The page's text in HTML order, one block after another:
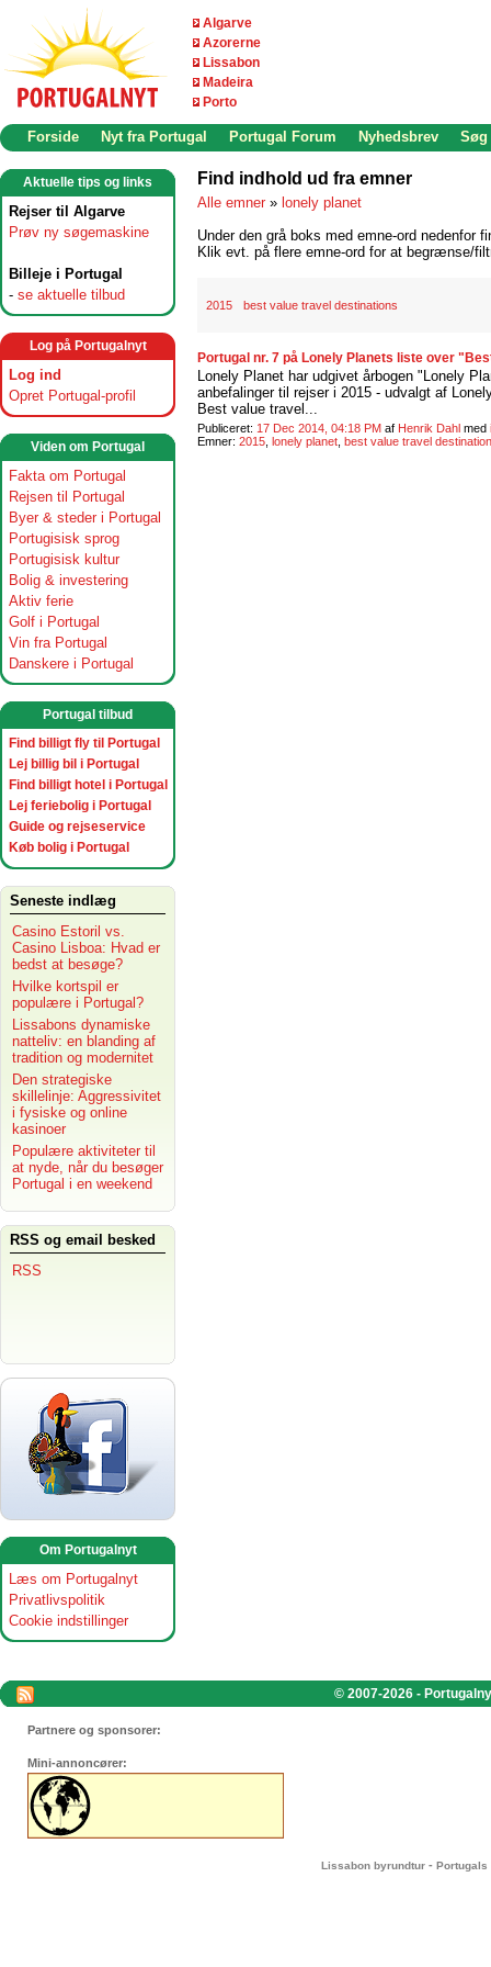
Algarve
Azorerne
Lissabon
Madeira
Porto
Forside Nyt fra Portugal Portugal Forum Nyhedsbrev Søg
Aktuelle tips og links
Rejser til Algarve
Prøv ny søgemaskine
Billeje i Portugal
- se aktuelle tilbud
Log på Portugalnyt
Log ind
Opret Portugal-profil
Viden om Portugal
Fakta om Portugal
Rejsen til Portugal
Byer & steder i Portugal
Portugisisk sprog
Portugisisk kultur
Bolig & investering
Aktiv ferie
Golf i Portugal
Vin fra Portugal
Danskere i Portugal
Portugal tilbud
Find billigt fly til Portugal
Lej billig bil i Portugal
Find billigt hotel i Portugal
Lej feriebolig i Portugal
Guide og rejseservice
Køb bolig i Portugal
Seneste indlæg
Casino Estoril vs.
Casino Lisboa: Hvad er
bedst at besøge?
Hvilke kortspil er
populære i Portugal?
Lissabons dynamiske
natteliv: en blanding af
tradition og modernitet
Den strategiske
skillelinje: Aggressivitet
i fysiske og online
kasinoer
Populære aktiviteter til
at nyde, når du besøger
Portugal i en weekend
RSS og email besked
RSS
Om Portugalnyt
Læs om Portugalnyt
Privatlivspolitik
Cookie indstillinger
Find indhold ud fra emner
Alle emner » lonely planet
Under den grå boks med emne-ord nedenfor
Klik evt. på flere emne-ord for at begrænse/
2015 best value travel destinations
Portugal nr. 7 på Lonely Planets liste over
Lonely Planet har udgivet årbogen "Lonely
anbefalinger til rejser i 2015 - udvalgt af
Best value travel...
Publiceret: 17 Dec 2014, 04:18 PM af Henrik Dahl med
Emner: 2015 lonely planet best value travel
© 2007-2026 -
Partnere og sponsorer:
Mini-annoncører:
Lissabon byrundtur - Portugals